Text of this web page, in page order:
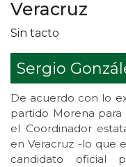
Veracruz
Sin tacto
Sergio
De acuerdo con lo
partido Morena para
el Coordinador
en Veracruz -lo que
candidato oficial